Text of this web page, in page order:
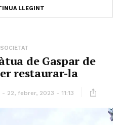
LLEGINT
SOCIETAT
de Gaspar de
restaurar-la
22, febrer, 2023 - 11:13